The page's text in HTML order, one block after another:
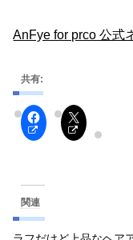
AnFye for prco 公式
共有:
関連